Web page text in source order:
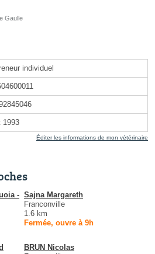
Gaulle
individuel
1993
Éditer les informations de mon vétérinaire
- Sajna Margareth
Franconville
1.6 km
Fermée, ouvre à 9h
BRUN Nicolas